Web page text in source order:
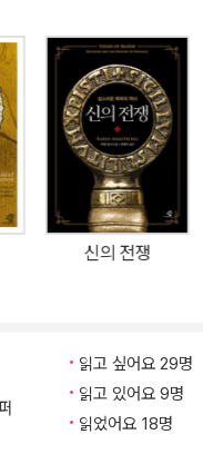
아우구스티누스의 고백
니다”라는 사르트르의 선
단적으로 보여준다. 신은
는 존재였고, 억압적 관
는 존재이기도 했다. 인
원전 2000년경부터 현재
고 태어나는 격렬한 역사
왔을까? 세계적인 종교학
대교, 기독교, 이슬람교에
상상해 왔는지 탐구한다.
에서 시작해 고대 바빌로
신의 전쟁
읽고 싶어요 29명
읽고 있어요 9명
읽었어요 18명